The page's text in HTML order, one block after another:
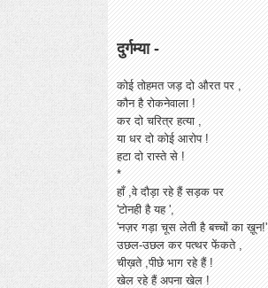
दुर्गम्या -
कोई तोहमत जड़ दो औरत पर ,
कौन है रोकनेवाला !
कर दो चरित्र हत्या ,
या धर दो कोई आरोप !
हटा दो रास्ते से !
*
हाँ ,वे दौड़ा रहे हैं सड़क पर
'टोनही है यह ',
'नज़र गड़ा चूस लेती है बच्चों का ख़ून!'
उछल-उछल कर पत्थर फेंकते ,
चीख़ते ,पीछे भाग रहे हैं !
खेल रहे हैं अपना खेल !